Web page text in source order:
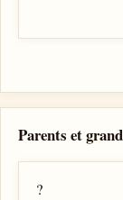
Parents et
?